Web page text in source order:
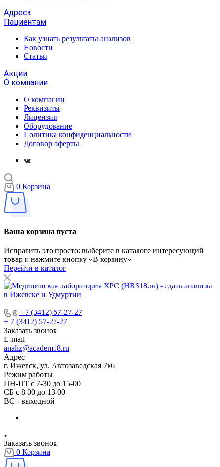
Адреса
Пациентам
Как узнать результаты анализов
Новости
Статьи
Акции
О компании
О компании
Реквизиты
Лицензии
Оборудование
Политика конфиденциальности
Договор оферты
0 Корзина
Ваша корзина пуста
Исправить это просто: выберите в каталоге интересующий
товар и нажмите кнопку «В корзину»
Перейти в каталог
+ 7 (3412) 57-27-27
+ 7 (3412) 57-27-27
Заказать звонок
E-mail
analiz@academ18.ru
Адрес
г. Ижевск, ул. Автозаводская 7к6
Режим работы
ПН-ПТ с 7-30 до 15-00
СБ с 8-00 до 13-00
ВС - выходной
Заказать звонок
0 Корзина